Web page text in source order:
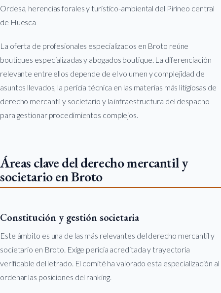
Ordesa, herencias forales y turístico-ambiental del Pirineo central
de Huesca
La oferta de profesionales especializados en Broto reúne
boutiques especializadas y abogados boutique. La diferenciación
relevante entre ellos depende de el volumen y complejidad de
asuntos llevados, la pericia técnica en las materias más litigiosas de
derecho mercantil y societario y la infraestructura del despacho
para gestionar procedimientos complejos.
Áreas clave del derecho mercantil y
societario en Broto
Constitución y gestión societaria
Este ámbito es una de las más relevantes del derecho mercantil y
societario en Broto. Exige pericia acreditada y trayectoria
verificable del letrado. El comité ha valorado esta especialización al
ordenar las posiciones del ranking.